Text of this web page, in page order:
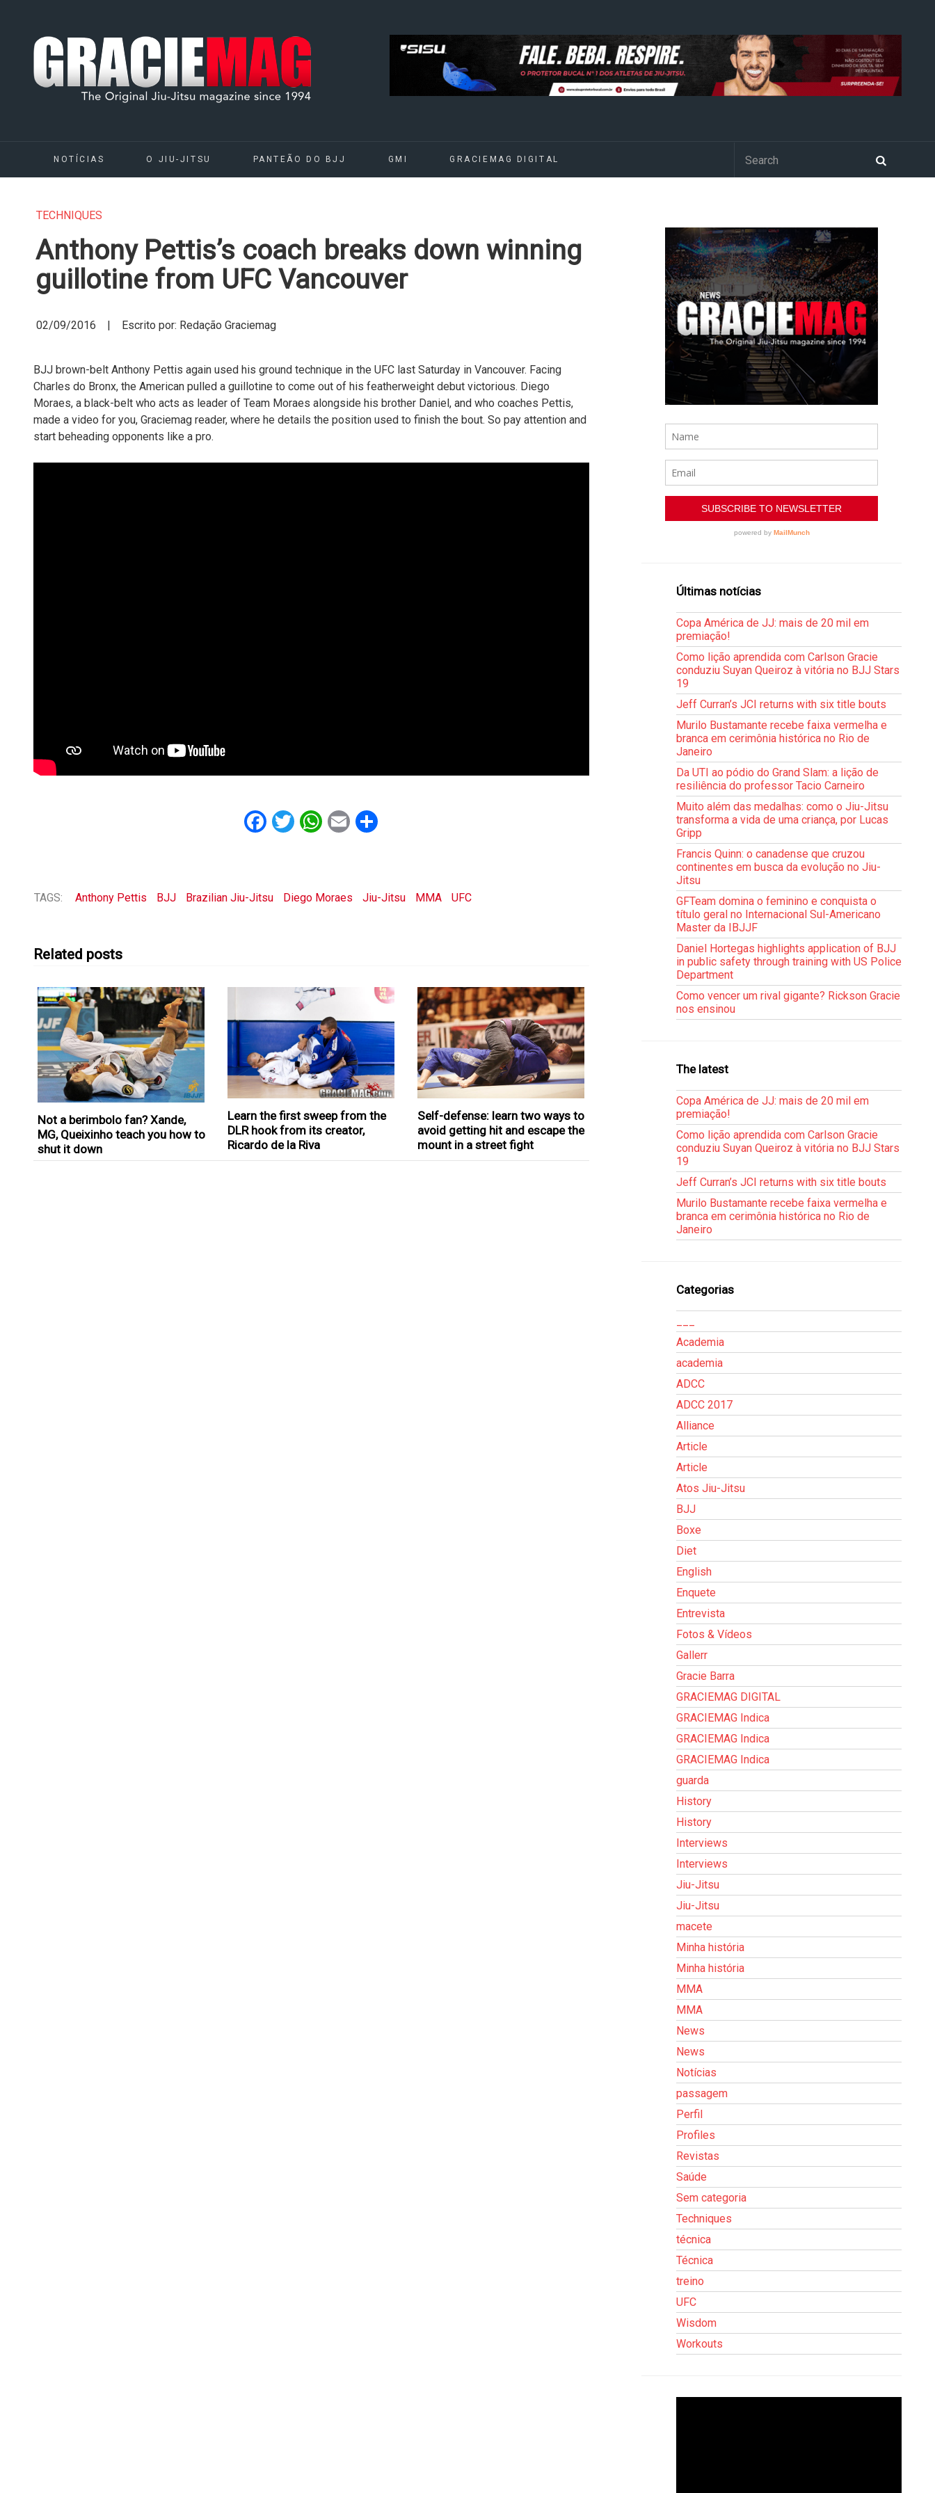
NOTÍCIAS O JIU-JITSU PANTEÃO DO BJJ GMI GRACIEMAG DIGITAL
TECHNIQUES
Anthony Pettis’s coach breaks down winning
guillotine from UFC Vancouver
02/09/2016 | Escrito por: Redação Graciemag
BJJ brown-belt Anthony Pettis again used his ground technique in the UFC last Saturday in Vancouver. Facing
Charles do Bronx, the American pulled a guillotine to come out of his featherweight debut victorious. Diego
Moraes, a black-belt who acts as leader of Team Moraes alongside his brother Daniel, and who coaches Pettis,
made a video for you, Graciemag reader, where he details the position used to finish the bout. So pay attention and
start beheading opponents like a pro.
Facebook
Twitter
WhatsApp
Email
TAGS: Anthony Pettis BJJ Brazilian Jiu-Jitsu Diego Moraes Jiu-Jitsu MMA UFC
Related posts
Not a berimbolo fan? Xande,
MG, Queixinho teach you how to
shut it down
Learn the first sweep from the
DLR hook from its creator,
Ricardo de la Riva
Self-defense: learn two ways to
avoid getting hit and escape the
mount in a street fight
Últimas notícias
Copa América de JJ: mais de 20 mil em
premiação!
Como lição aprendida com Carlson Gracie
conduziu Suyan Queiroz à vitória no BJJ Stars
19
Jeff Curran’s JCI returns with six title bouts
Murilo Bustamante recebe faixa vermelha e
branca em cerimônia histórica no Rio de
Janeiro
Da UTI ao pódio do Grand Slam: a lição de
resiliência do professor Tacio Carneiro
Muito além das medalhas: como o Jiu-Jitsu
transforma a vida de uma criança, por Lucas
Gripp
Francis Quinn: o canadense que cruzou
continentes em busca da evolução no Jiu-
Jitsu
GFTeam domina o feminino e conquista o
título geral no Internacional Sul-Americano
Master da IBJJF
Daniel Hortegas highlights application of BJJ
in public safety through training with US Police
Department
Como vencer um rival gigante? Rickson Gracie
nos ensinou
The latest
Copa América de JJ: mais de 20 mil em
premiação!
Como lição aprendida com Carlson Gracie
conduziu Suyan Queiroz à vitória no BJJ Stars
19
Jeff Curran’s JCI returns with six title bouts
Murilo Bustamante recebe faixa vermelha e
branca em cerimônia histórica no Rio de
Janeiro
Categorias
Academia
academia
ADCC
ADCC 2017
Alliance
Article
Article
Atos Jiu-Jitsu
BJJ
Boxe
Diet
English
Enquete
Entrevista
Fotos & Vídeos
Gallerr
Gracie Barra
GRACIEMAG DIGITAL
GRACIEMAG Indica
GRACIEMAG Indica
GRACIEMAG Indica
guarda
History
History
Interviews
Interviews
Jiu-Jitsu
Jiu-Jitsu
macete
Minha história
Minha história
MMA
MMA
News
News
Notícias
passagem
Perfil
Profiles
Revistas
Saúde
Sem categoria
Techniques
técnica
Técnica
treino
UFC
Wisdom
Workouts